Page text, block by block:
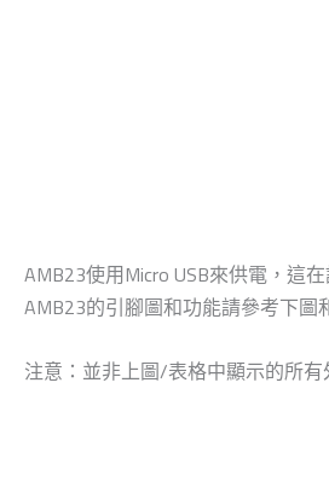
AMB23使用Micro USB來供電，這
AMB23的引腳圖和功能請參考下圖
注意：並非上圖/表格中顯示的所